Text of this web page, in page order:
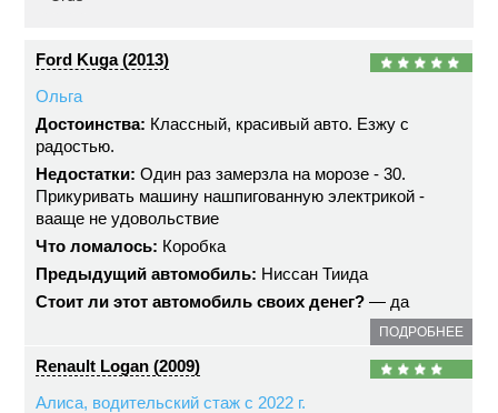
Ford Kuga (2013)
Ольга
Достоинства: Классный, красивый авто. Езжу с
радостью.
Недостатки: Один раз замерзла на морозе - 30.
Прикуривать машину нашпигованную электрикой -
вааще не удовольствие
Что ломалось: Коробка
Предыдущий автомобиль: Ниссан Тиида
Стоит ли этот автомобиль своих денег? — да
ПОДРОБНЕЕ
Renault Logan (2009)
Алиса, водительский стаж с 2022 г.